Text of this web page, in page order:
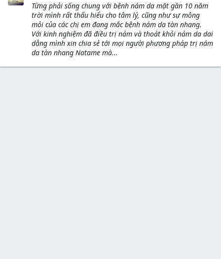
Từng phải sống chung với bệnh nám da mặt gần 10 năm
trời mình rất thấu hiểu cho tâm lý, cũng như sự mông
mỏi của các chị em đang mắc bệnh nám da tàn nhang.
Với kinh nghiệm đã điều trị nám và thoát khỏi nám da dai
dẳng mình xin chia sẻ tới mọi người phương pháp trị nám
da tàn nhang Natame mà...